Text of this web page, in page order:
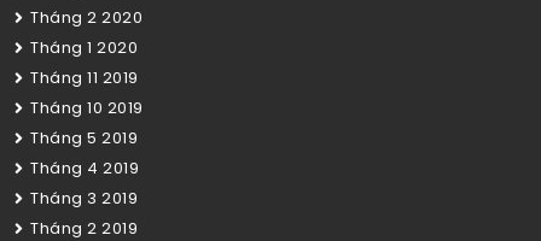
Tháng 2 2020
Tháng 1 2020
Tháng 11 2019
Tháng 10 2019
Tháng 5 2019
Tháng 4 2019
Tháng 3 2019
Tháng 2 2019